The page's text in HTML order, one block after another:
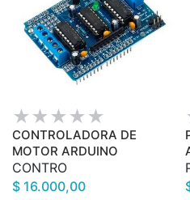
CONTROLADORA DE
MOTOR ARDUINO
CONTRO
$ 16.000,00